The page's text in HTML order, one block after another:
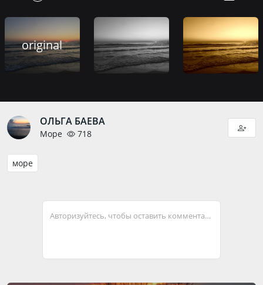
original
ОЛЬГА БАЕВА
Море 718
море
Авторизуйтесь, чтобы оставить комментарий